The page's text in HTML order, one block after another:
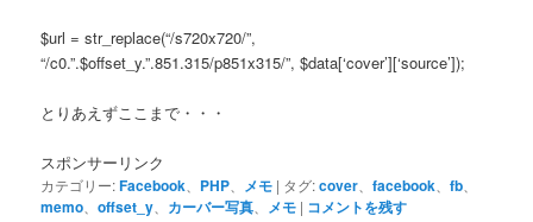
$url = str_replace(“/s720x720/”,
“/c0.”.$offset_y.”.851.315/p851x315/”, $data[‘cover’][‘source’]);
とりあえずここまで・・・
スポンサーリンク
カテゴリー:Facebook PHP メモ | タグ:cover 、facebook 、fb
memo 、offset_y カーバー写真 メモ | コメントを残す